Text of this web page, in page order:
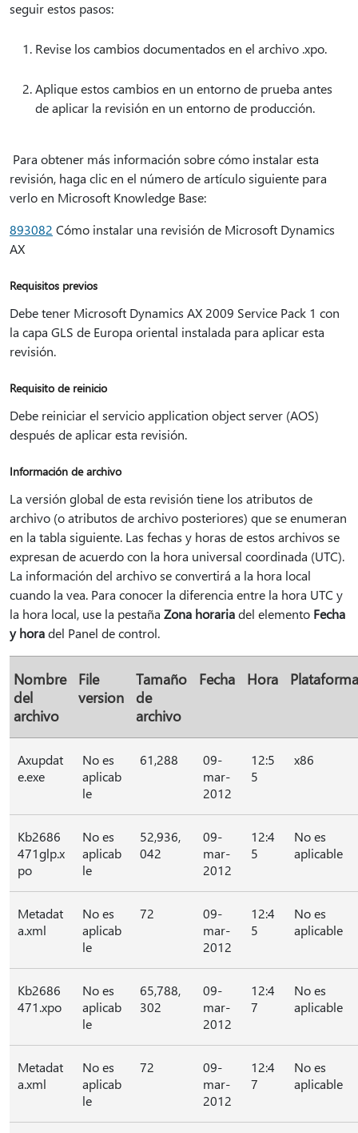
seguir estos pasos:
Revise los cambios documentados en el archivo .xpo.
Aplique estos cambios en un entorno de prueba antes
de aplicar la revisión en un entorno de producción.
Para obtener más información sobre cómo instalar esta
revisión, haga clic en el número de artículo siguiente para
verlo en Microsoft Knowledge Base:
893082 Cómo instalar una revisión de Microsoft Dynamics
AX
Requisitos previos
Debe tener Microsoft Dynamics AX 2009 Service Pack 1 con
la capa GLS de Europa oriental instalada para aplicar esta
revisión.
Requisito de reinicio
Debe reiniciar el servicio application object server (AOS)
después de aplicar esta revisión.
Información de archivo
La versión global de esta revisión tiene los atributos de
archivo (o atributos de archivo posteriores) que se enumeran
en la tabla siguiente. Las fechas y horas de estos archivos se
expresan de acuerdo con la hora universal coordinada (UTC).
La información del archivo se convertirá a la hora local
cuando la vea. Para conocer la diferencia entre la hora UTC y
la hora local, use la pestaña Zona horariadel elemento Fecha
y horadel Panel de control.
Nombre
del
archivo
File
version
Tamaño
de
archivo
Fecha Hora Plataforma
Axupdat
e.exe
No es
aplicab
le
61,288
09-
mar-
2012
12:5
5
x86
Kb2686
471glp.x
po
No es
aplicab
le
52,936,
042
09-
mar-
2012
12:4
5
No es
aplicable
Metadat
a.xml
No es
aplicab
le
72
09-
mar-
2012
12:4
5
No es
aplicable
Kb2686
471.xpo
No es
aplicab
le
65,788,
302
09-
mar-
2012
12:4
7
No es
aplicable
Metadat
a.xml
No es
aplicab
le
72
09-
mar-
2012
12:4
7
No es
aplicable